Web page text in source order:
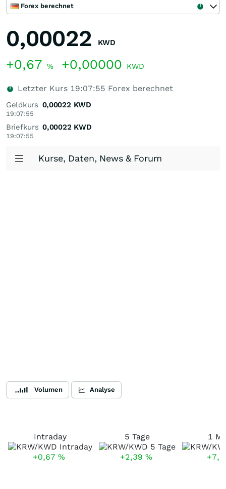
Forex berechnet
0,00022 KWD
+0,67 % +0,00000 KWD
Letzter Kurs 19:07:55 Forex berechnet
Geldkurs
19:07:55
0,00022 KWD
Briefkurs
19:07:55
0,00022 KWD
Kurse, Daten, News & Forum
Volumen Analyse
Intraday
+0,67 %
5 Tage
+2,39 %
1